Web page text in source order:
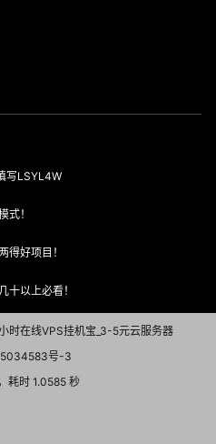
写LSYL4W
式！
得好项目！
十以上必看！
时在线VPS挂机宝_3-5元云服务器
号-3
耗时 1.0585 秒